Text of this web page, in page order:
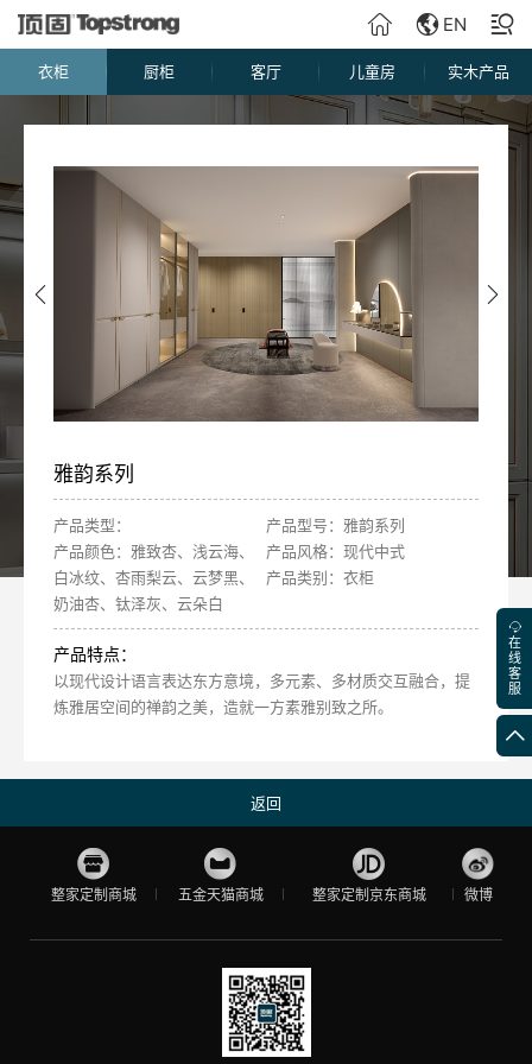
EN
衣柜 厨柜 客厅 儿童房 实木产品
雅韵系列
产品类型：
产品型号：雅韵系列
产品颜色：雅致杏、浅云海、
白冰纹、杏雨梨云、云梦黑、
奶油杏、钛泽灰、云朵白
产品风格：现代中式
产品类别：衣柜
产品特点：
以现代设计语言表达东方意境，多元素、多材质交互融合，提
炼雅居空间的禅韵之美，造就一方素雅别致之所。
返回
整家定制商城 五金天猫商城 整家定制京东商城 微博
在
线
客
服